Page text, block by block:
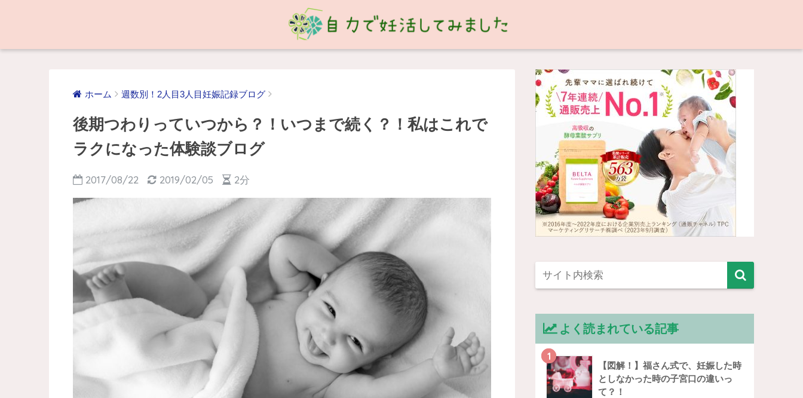
ホーム 週数別！2人目3人目妊娠記録ブログ
後期つわりっていつから？！いつまで続く？！私はこれで
ラクになった体験談ブログ
2017/08/22 2019/02/05 2分
よく読まれている記事
1
【図解！】福さん式で、妊娠した時
としなかった時の子宮口の違いっ
て？！